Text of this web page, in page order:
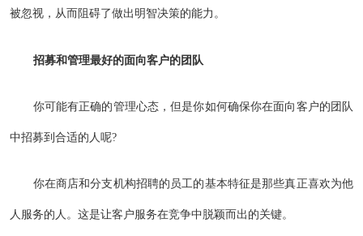
被忽视，从而阻碍了做出明智决策的能力。
招募和管理最好的面向客户的团队
你可能有正确的管理心态，但是你如何确保你在面向客户的团队
中招募到合适的人呢?
你在商店和分支机构招聘的员工的基本特征是那些真正喜欢为他
人服务的人。这是让客户服务在竞争中脱颖而出的关键。